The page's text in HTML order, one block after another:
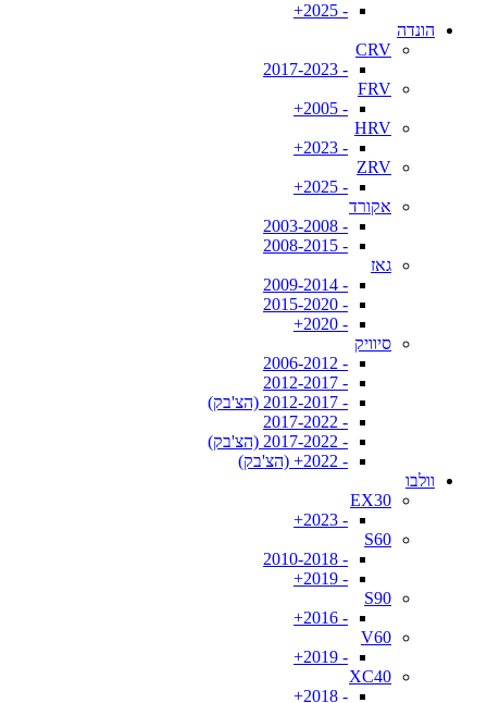
- 2025+
הונדה
CRV
- 2017-2023
FRV
- 2005+
HRV
- 2023+
ZRV
- 2025+
אקורד
- 2003-2008
- 2008-2015
גאז
- 2009-2014
- 2015-2020
- 2020+
סיוויק
- 2006-2012
- 2012-2017
- 2012-2017 (הצ'בק)
- 2017-2022
- 2017-2022 (הצ'בק)
- 2022+ (הצ'בק)
וולבו
EX30
- 2023+
S60
- 2010-2018
- 2019+
S90
- 2016+
V60
- 2019+
XC40
- 2018+